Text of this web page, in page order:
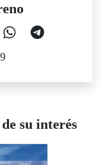
su interés
€